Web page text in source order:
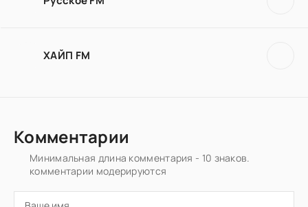
ХАЙП FM
Комментарии
Минимальная длина комментария - 10 знаков.
комментарии модерируются